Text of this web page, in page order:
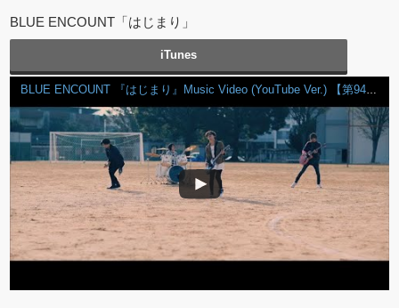
BLUE ENCOUNT「はじまり」
iTunes
BLUE ENCOUNT 『はじまり』Music Video (YouTube Ver.) 【第94回全国高校サッカー選手権大会応援歌】